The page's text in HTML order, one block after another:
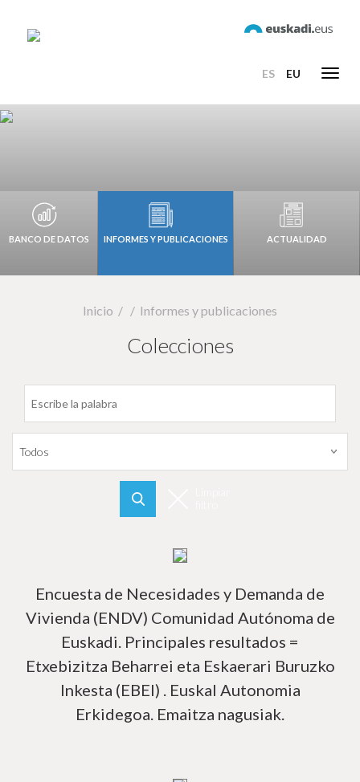
ES EU
BANCO DE DATOS INFORMES Y PUBLICACIONES ACTUALIDAD
Inicio Informes y publicaciones
Colecciones
Filtrar por fecha
Encuesta de Necesidades y Demanda de
Vivienda (ENDV) Comunidad Autónoma de
Euskadi. Principales resultados =
Etxebizitza Beharrei eta Eskaerari Buruzko
Inkesta (EBEI) . Euskal Autonomia
Erkidegoa. Emaitza nagusiak.